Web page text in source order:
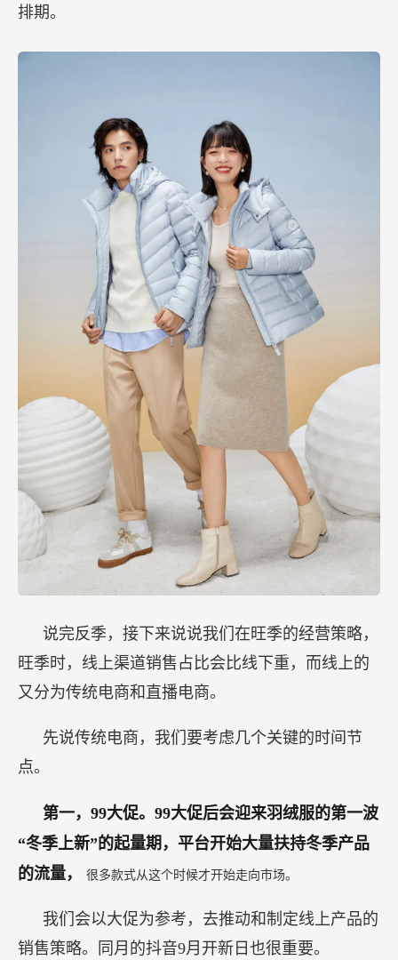
排期。
说完反季，接下来说说我们在旺季的经营策略，
旺季时，线上渠道销售占比会比线下重，而线上的
又分为传统电商和直播电商。
先说传统电商，我们要考虑几个关键的时间节
点。
第一，99大促。99大促后会迎来羽绒服的第一波
“冬季上新”的起量期，平台开始大量扶持冬季产品
的流量，
很多款式从这个时候才开始走向市场。
我们会以大促为参考，去推动和制定线上产品的
销售策略。同月的抖音9月开新日也很重要。